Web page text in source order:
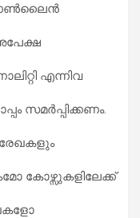
ഓണ്‍ലൈന്‍
എന്നിവ
സമര്‍പ്പിക്കണം.
രേഖകളും
കോഴ്സുകളിലേക്ക്